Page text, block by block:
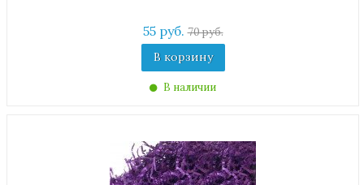
55 руб.70 руб.
В корзину
В наличии